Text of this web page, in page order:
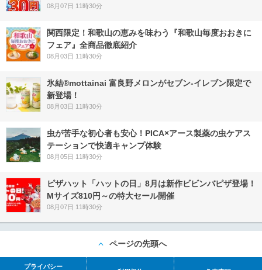
08月07日 11時30分
関西限定！和歌山の恵みを味わう『和歌山毎度おおきに
フェア』全商品徹底紹介
08月03日 11時30分
氷結®mottainai 富良野メロンがセブン‐イレブン限定で
新登場！
08月03日 11時30分
虫が苦手な初心者も安心！PICA×アース製薬の虫ケアス
テーションで快適キャンプ体験
08月05日 11時30分
ピザハット「ハットの日」8月は新作ビビンバピザ登場！
Mサイズ810円～の特大セール開催
08月07日 11時30分
ページの先頭へ
プライバシー